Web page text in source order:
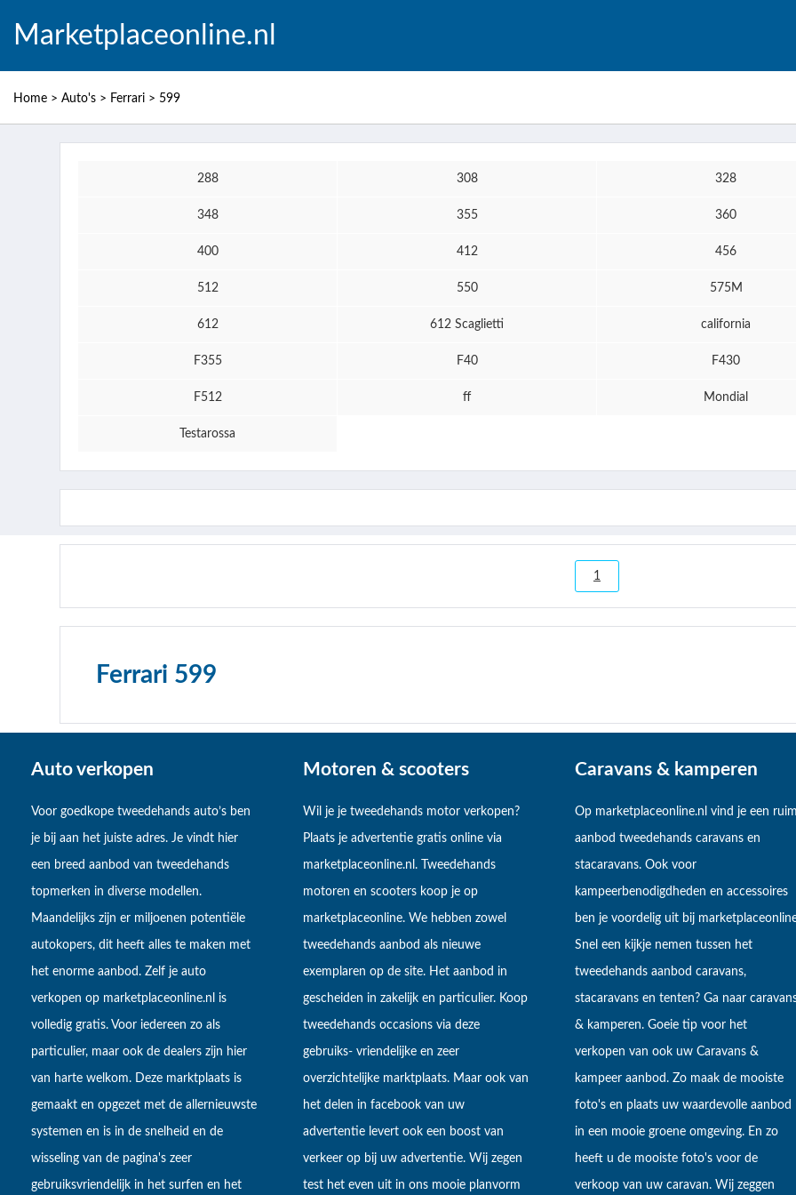
Marketplaceonline.nl
Home > Auto's > Ferrari > 599
288 308 328
348 355 360
400 412 456
512 550 575M
612 612 Scaglietti california
F355 F40 F430
F512 ff Mondial
Testarossa
1
Ferrari 599
Auto verkopen
Voor goedkope tweedehands auto’s ben
je bij aan het juiste adres. Je vindt hier
een breed aanbod van tweedehands
topmerken in diverse modellen.
Maandelijks zijn er miljoenen potentiële
autokopers, dit heeft alles te maken met
het enorme aanbod. Zelf je auto
verkopen op marketplaceonline.nl is
volledig gratis. Voor iedereen zo als
particulier, maar ook de dealers zijn hier
van harte welkom. Deze marktplaats is
gemaakt en opgezet met de allernieuwste
systemen en is in de snelheid en de
wisseling van de pagina's zeer
gebruiksvriendelijk in het surfen en het
Motoren & scooters
Wil je je tweedehands motor verkopen?
Plaats je advertentie gratis online via
marketplaceonline.nl. Tweedehands
motoren en scooters koop je op
marketplaceonline. We hebben zowel
tweedehands aanbod als nieuwe
exemplaren op de site. Het aanbod in
gescheiden in zakelijk en particulier. Koop
tweedehands occasions via deze
gebruiks- vriendelijke en zeer
overzichtelijke marktplaats. Maar ook van
het delen in facebook van uw
advertentie levert ook een boost van
verkeer op bij uw advertentie. Wij zegen
test het even uit in ons mooie planvorm
Caravans & kamperen
Op marketplaceonline.nl vind je een ruim
aanbod tweedehands caravans en
stacaravans. Ook voor
kampeerbenodigdheden en accessoires
ben je voordelig uit bij
Snel een kijkje nemen tussen het
tweedehands aanbod caravans,
stacaravans en tenten? Ga naar
& kamperen. Goeie tip voor het
verkopen van ook uw Caravans &
kampeer aanbod. Zo maak de mooiste
foto's en plaats uw waardevolle aanbod
in een mooie groene omgeving. En zo
heeft u de mooiste foto's voor de
verkoop van uw caravan. Wij zeggen